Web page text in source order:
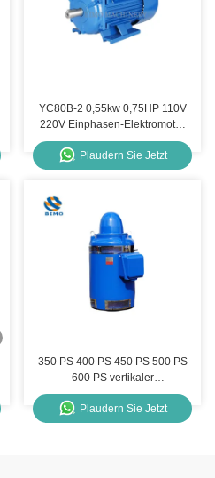
YC80B-2 0,55kw 0,75HP 110V
220V Einphasen-Elektromotor
für Luftkompressor
Plaudern Sie Jetzt
350 PS 400 PS 450 PS 500 PS
600 PS vertikaler
Hohlwellenmotor nach
IEC/NEMA-Standard
Plaudern Sie Jetzt